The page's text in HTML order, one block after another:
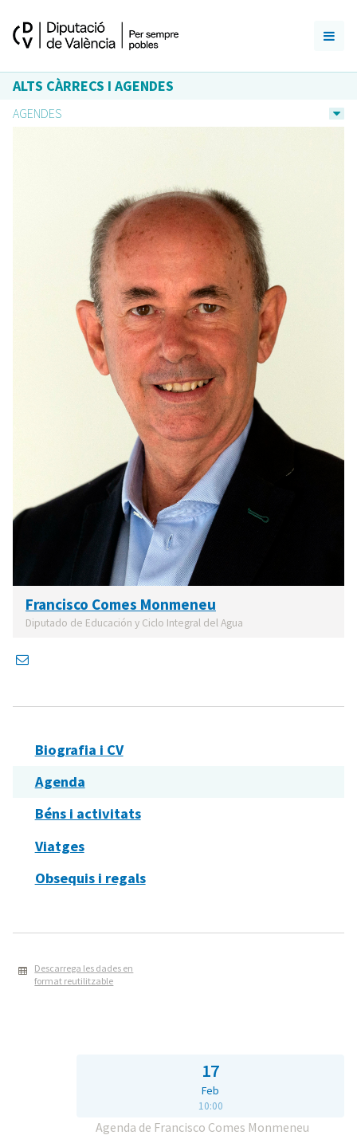
ALTS CÀRRECS I AGENDES
AGENDES
Francisco Comes Monmeneu
Diputado de Educación y Ciclo Integral del Agua
Biografia i CV
Agenda
Béns i activitats
Viatges
Obsequis i regals
Descarrega les dades en
format reutilitzable
17
Feb
10:00
Agenda de Francisco Comes Monmeneu